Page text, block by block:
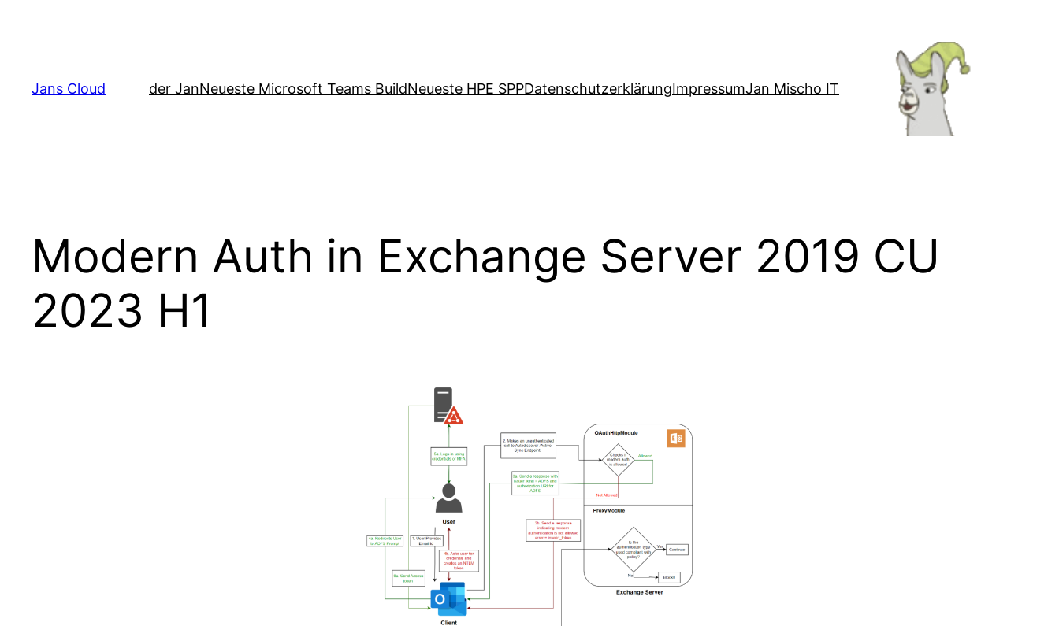
Jans Cloud
der JanNeueste Microsoft Teams BuildNeueste HPE SPPDatenschutzerklärungImpressumJan Mischo IT
Modern Auth in Exchange Server 2019 CU
2023 H1